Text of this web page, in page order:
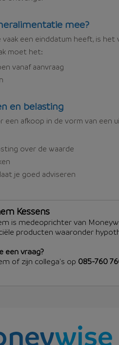
mee?
een einddatum heeft, is
moet het:
vanaf aanvraag
en belasting
een afkoop in de vorm van een
over de waarde
je goed adviseren
Kessens
is medeoprichter van
producten waaronder
een vraag?
of zijn collega's op 085-760